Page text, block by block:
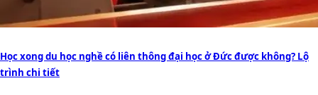
Học xong du học nghề có liên thông đại học ở Đức được không? Lộ
trình chi tiết